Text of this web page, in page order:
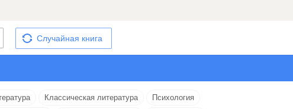
Случайная книга
Классическая литература
Психология